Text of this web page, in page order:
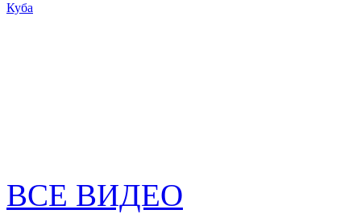
Куба
ВСЕ ВИДЕО